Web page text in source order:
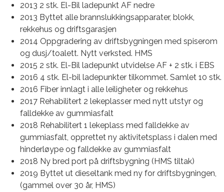
2013 2 stk. El-Bil ladepunkt AF nedre
2013 Byttet alle brannslukkingsapparater, blokk,
rekkehus og driftsgarasjen
2014 Oppgradering av driftsbygningen med spiserom
og dusj/toalett. Nytt verksted. HMS
2015 2 stk. El-Bil ladepunkt utvidelse AF + 2 stk. i EBS
2016 4 stk. El-bil ladepunkter tilkommet. Samlet 10 stk.
2016 Fiber innlagt i alle leiligheter og rekkehus
2017 Rehabilitert 2 lekeplasser med nytt utstyr og
falldekke av gummiasfalt
2018 Rehabilitert 1 lekeplass med falldekke av
gummiasfalt, opprettet ny aktivitetsplass i dalen med
hinderløype og falldekke av gummiasfalt
2018 Ny bred port på driftsbygning (HMS tiltak)
2019 Byttet ut dieseltank med ny for driftsbygningen,
(gammel over 30 år, HMS)